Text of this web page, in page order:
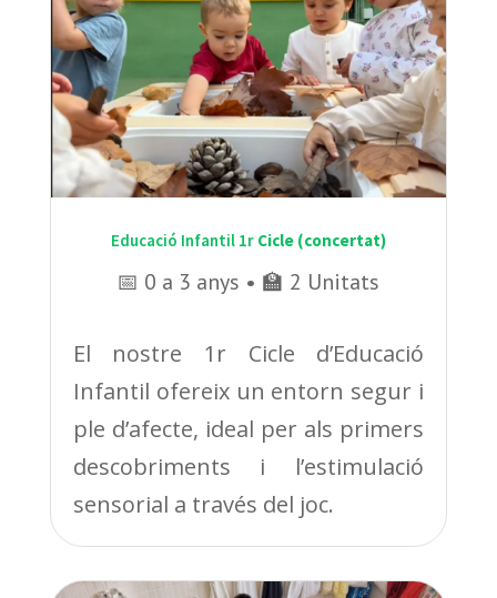
Educació Infantil 1rCicle (concertat)
📅 0 a 3 anys • 🏫 2 Unitats
El nostre 1r Cicle d’Educació
Infantil ofereix un entorn segur i
ple d’afecte, ideal per als primers
descobriments i l’estimulació
sensorial a través del joc.